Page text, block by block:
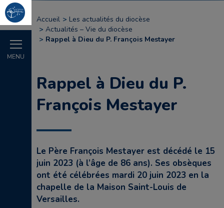
MENU
Accueil
Les actualités du diocèse
Actualités – Vie du diocèse
Rappel à Dieu du P. François Mestayer
Rappel à Dieu du P.
François Mestayer
Le Père François Mestayer est décédé le 15
juin 2023 (à l’âge de 86 ans). Ses obsèques
ont été célébrées mardi 20 juin 2023 en la
chapelle de la Maison Saint-Louis de
Versailles.